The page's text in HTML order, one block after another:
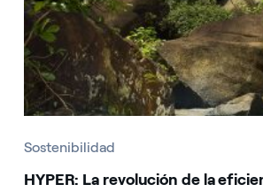
Sostenibilidad
HYPER: La revolución de la